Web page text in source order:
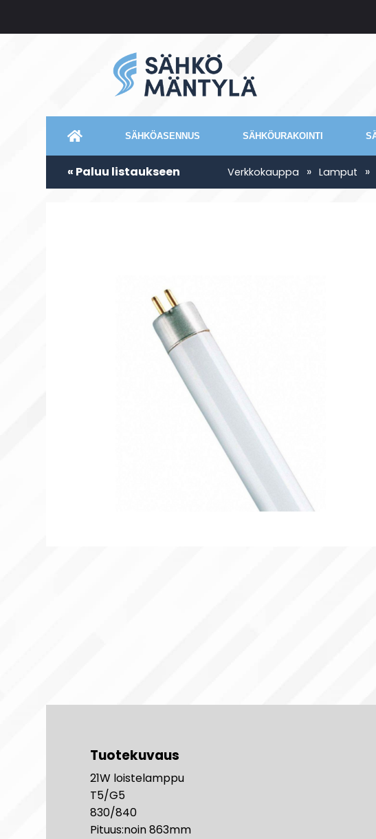
SÄHKÖASENNUS SÄHKÖURAKOINTI
« Paluu listaukseen Verkkokauppa » Lamput »
Tuotekuvaus
21W loistelamppu
T5/G5
830/840
Pituus:noin 863mm